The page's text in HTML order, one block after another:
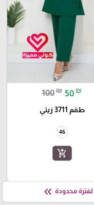
100₪ 50 ₪
طقم 3711 زيتي
46
add_shopping_cart
محدودة keyboard_double_arrow_left